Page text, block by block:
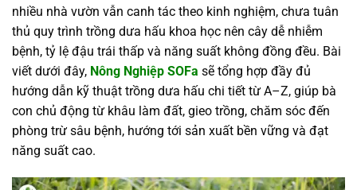
nhiều nhà vườn vẫn canh tác theo kinh nghiệm, chưa tuân
thủ quy trình trồng dưa hấu khoa học nên cây dễ nhiễm
bệnh, tỷ lệ đậu trái thấp và năng suất không đồng đều. Bài
viết dưới đây, Nông Nghiệp SOFa sẽ tổng hợp đầy đủ
hướng dẫn kỹ thuật trồng dưa hấu chi tiết từ A–Z, giúp bà
con chủ động từ khâu làm đất, gieo trồng, chăm sóc đến
phòng trừ sâu bệnh, hướng tới sản xuất bền vững và đạt
năng suất cao.